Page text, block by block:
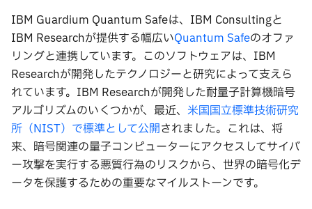
IBM Guardium Quantum Safeは、IBM Consultingと
IBM Researchが提供する幅広いQuantum Safeのオファ
リングと連携しています。このソフトウェアは、IBM
Researchが開発したテクノロジーと研究によって支えら
れています。IBM Researchが開発した耐量子計算機暗号
アルゴリズムのいくつかが、最近、 米国国立標準技術研究
所（NIST）で標準として公開されました。これは、将
来、暗号関連の量子コンピューターにアクセスしてサイバ
ー攻撃を実行する悪質行為のリスクから、世界の暗号化デ
ータを保護するための重要なマイルストーンです。